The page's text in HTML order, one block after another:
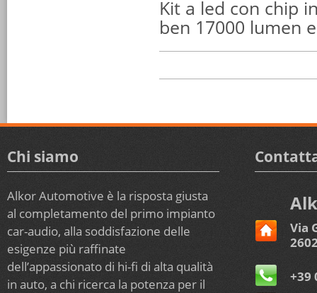
Kit a led con chip
ben 17000 lumen
Chi siamo
Alkor Automotive è la risposta giusta
al completamento del primo impianto
car-audio, alla soddisfazione delle
esigenze più raffinate
dell’appassionato di hi-fi di alta qualità
in auto, a chi ricerca la potenza per il
Via
+39